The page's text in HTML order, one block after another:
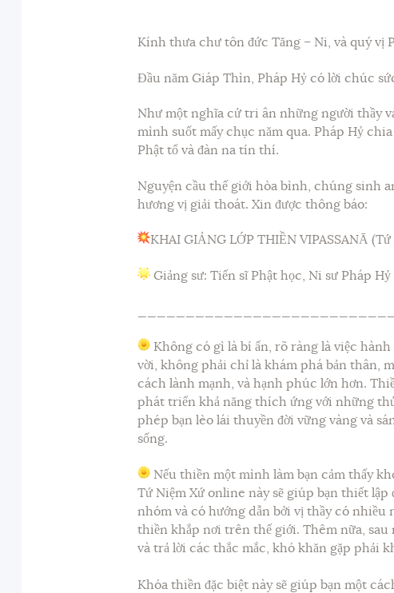
Kính thưa chư tôn đức Tăng – Ni, và quý vị
Đầu năm Giáp Thìn, Pháp Hỷ có lời chúc
Như một nghĩa cử tri ân những người thầy
mình suốt mấy chục năm qua. Pháp Hỷ
Phật tổ và đàn na tín thí.
Nguyện cầu thế giới hòa bình, chúng sinh
hương vị giải thoát. Xin được thông báo:
KHAI GIẢNG LỚP THIỀN VIPASSANĀ
Giảng sư: Tiến sĩ Phật học, Ni sư Pháp
Không có gì là bí ẩn, rõ ràng là việc
vời, không phải chỉ là khám phá bản thân,
cách lành mạnh, và hạnh phúc lớn hơn.
phát triển khả năng thích ứng với những
phép bạn lèo lái thuyền đời vững vàng và
sống.
Nếu thiền một mình làm bạn cảm thấy
Tứ Niệm Xứ online này sẽ giúp bạn thiết
nhóm và có hướng dẫn bởi vị thầy có
thiền khắp nơi trên thế giới. Thêm nữa,
và trả lời các thắc mắc, khó khăn gặp phải
Khóa thiền đặc biệt này sẽ giúp bạn một